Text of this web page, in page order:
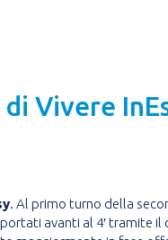
di Vivere
. Al primo turno della
avanti al 4′ tramite